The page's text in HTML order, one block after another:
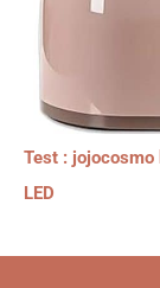
Test :
LED